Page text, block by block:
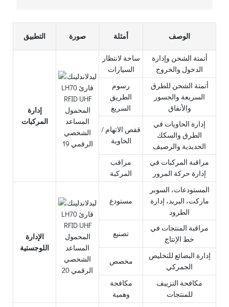
التطبيق صورة أمثلة الوصف
إدارة
المركبات
ساحة لانتظار
السيارات
أتمتة الشحن وإدارة
الدخول والخروج
رسوم
الطريق
السريع
أتمتة الشحن للطرق
السريعة والجسور
والأنفاق
قفص الاتهام /
الحاوية
إدارة الحاويات في
الطرق والسكك
الحديدية والرصيف
مراقب
المركبة
مراقبة المركبات في
إدارة حركة المرور
الإدارة
اللوجستية
مستودع
المستودعات، السوبر
ماركت، البريد، إدارة
الطرود
تصنيع
مراقبة المنتجات في
خط الإنتاج
مخصص
إدارة البضائع للتخليص
الجمركي
مكافحة
وهمية
مكافحة التزييف
للمنتجات